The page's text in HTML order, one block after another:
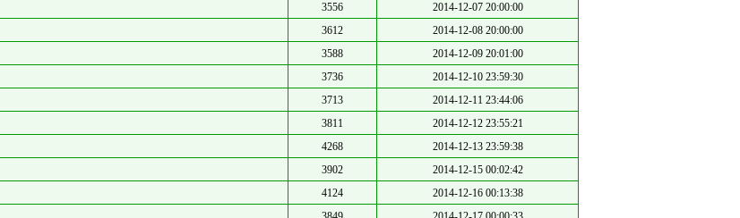
3556
2014-12-07 20:00:00
3612
2014-12-08 20:00:00
3588
2014-12-09 20:01:00
3736
2014-12-10 23:59:30
3713
2014-12-11 23:44:06
3811
2014-12-12 23:55:21
4268
2014-12-13 23:59:38
3902
2014-12-15 00:02:42
4124
2014-12-16 00:13:38